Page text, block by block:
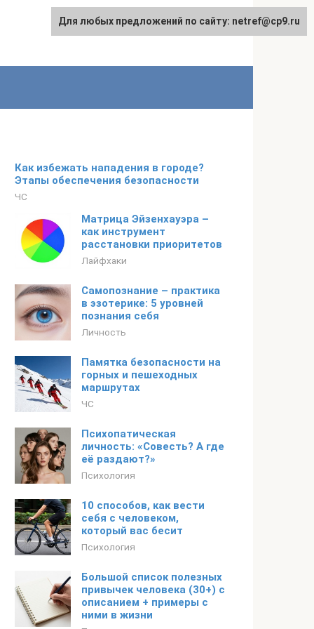
Как избежать нападения в городе?
Этапы обеспечения безопасности
ЧС
Матрица Эйзенхауэра –
как инструмент
расстановки приоритетов
Лайфхаки
Самопознание – практика
в эзотерике: 5 уровней
познания себя
Личность
Памятка безопасности на
горных и пешеходных
маршрутах
ЧС
Психопатическая
личность: «Совесть? А где
её раздают?»
Психология
10 способов, как вести
себя с человеком,
который вас бесит
Психология
Большой список полезных
привычек человека (30+) с
описанием + примеры с
ними в жизни
Для любых предложений по сайту: netref@cp9.ru